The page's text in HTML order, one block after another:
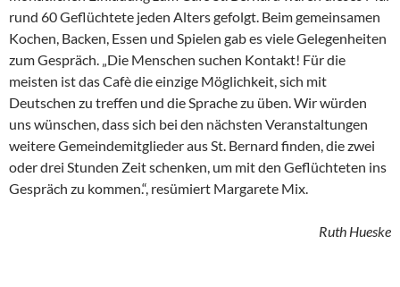
rund 60 Geflüchtete jeden Alters gefolgt. Beim gemeinsamen
Kochen, Backen, Essen und Spielen gab es viele Gelegenheiten
zum Gespräch. „Die Menschen suchen Kontakt! Für die
meisten ist das Cafè die einzige Möglichkeit, sich mit
Deutschen zu treffen und die Sprache zu üben. Wir würden
uns wünschen, dass sich bei den nächsten Veranstaltungen
weitere Gemeindemitglieder aus St. Bernard finden, die zwei
oder drei Stunden Zeit schenken, um mit den Geflüchteten ins
Gespräch zu kommen.“, resümiert Margarete Mix.
Ruth Hueske